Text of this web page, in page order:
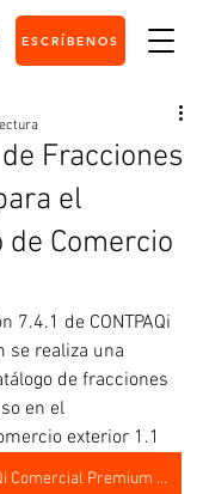
ESCRÍBENOS
Fracciones
el
Comercio
7.4.1 de CONTPAQi
se realiza una
de fracciones
en el
exterior 1.1
Descargar CONTPAQi Comercial Premium 7.4.1